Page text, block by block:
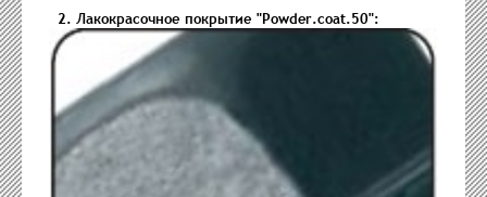
2. Лакокрасочное покрытие "Powder.coat.50":